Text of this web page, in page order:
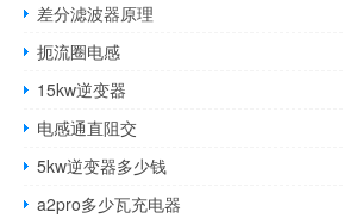
差分滤波器原理
扼流圈电感
15kw逆变器
电感通直阻交
5kw逆变器多少钱
a2pro多少瓦充电器